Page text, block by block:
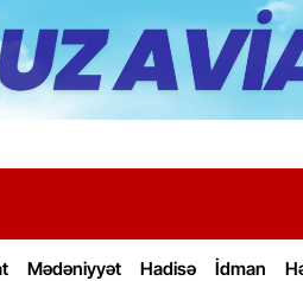
Mədəniyyət Hadisə İdman